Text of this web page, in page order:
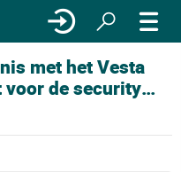
met het Vesta
voor de security